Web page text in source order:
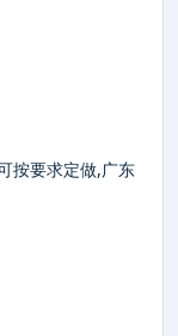
按要求定做,广东